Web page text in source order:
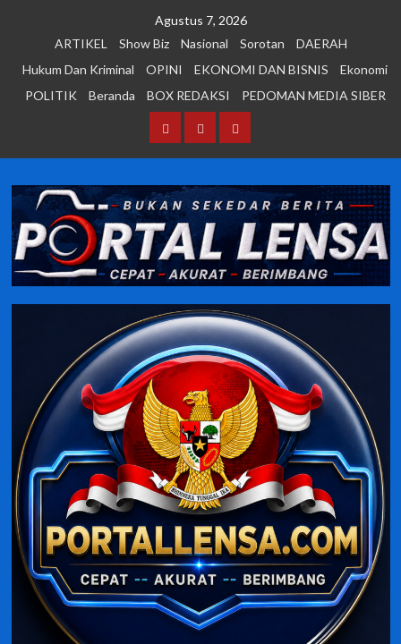
Agustus 7, 2026
ARTIKEL
Show Biz Nasional Sorotan
DAERAH
Hukum Dan Kriminal
OPINI EKONOMI DAN BISNIS
Ekonomi
POLITIK
Beranda BOX REDAKSI PEDOMAN MEDIA SIBER
BerandaBOX PEDOMAN
SIBER